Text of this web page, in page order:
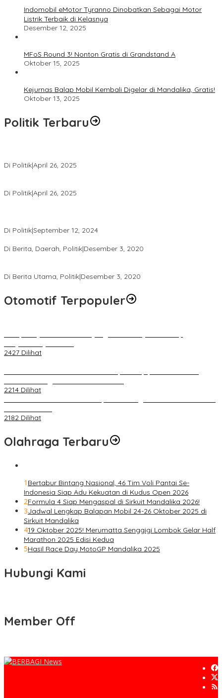
Indomobil eMotor Tyranno Dinobatkan Sebagai Motor
Listrik Terbaik di Kelasnya
Desember 12, 2025
MFoS Round 3! Nonton Gratis di Grandstand A
Oktober 15, 2025
Kejurnas Balap Mobil Kembali Digelar di Mandalika, Gratis!
Oktober 13, 2025
Politik Terbaru
Di Politik|April 26, 2025
Di Politik|April 26, 2025
Di Politik|September 12, 2024
Di Berita, Daerah, Politik|Desember 3, 2020
Di Berita Utama, Politik|Desember 3, 2020
Otomotif Terpopuler
2427 Dilihat
2214 Dilihat
2182 Dilihat
Olahraga Terbaru
1 Bertabur Bintang Nasional, 46 Tim Voli Pantai Se-
Indonesia Siap Adu Kekuatan di Kudus Open 2026
2Formula 4 Siap Mengaspal di Sirkuit Mandalika 2026!
3Jadwal Lengkap Balapan Mobil 24-26 Oktober 2025 di
Sirkuit Mandalika
419 Oktober 2025! Merumatta Senggigi Lombok Gelar Half
Marathon 2025 Edisi Kedua
5Hasil Race Day MotoGP Mandalika 2025
Hubungi Kami
Member Off